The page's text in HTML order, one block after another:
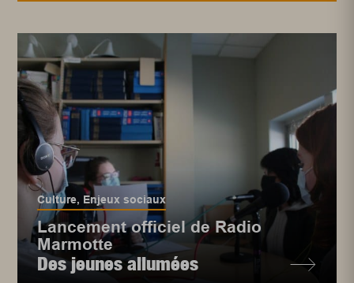
Culture, Enjeux sociaux
Lancement officiel de Radio
Marmotte
Des jeunes allumées